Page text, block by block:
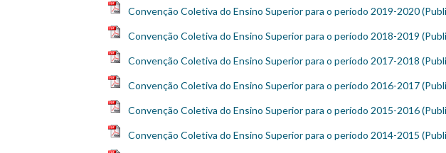
Convenção Coletiva do Ensino Superior para o período 2019-2020
Convenção Coletiva do Ensino Superior para o período 2018-2019
Convenção Coletiva do Ensino Superior para o período 2017-2018
Convenção Coletiva do Ensino Superior para o período 2016-2017
Convenção Coletiva do Ensino Superior para o período 2015-2016
Convenção Coletiva do Ensino Superior para o período 2014-2015